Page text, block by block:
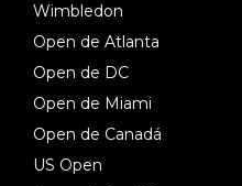
Wimbledon
Open de Atlanta
Open de DC
Open de Miami
Open de Canadá
US Open